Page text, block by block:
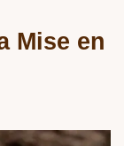
Mise en